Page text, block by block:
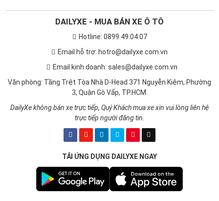
DAILYXE - MUA BÁN XE Ô TÔ
Hotline: 0899.49.04.07
Email hỗ trợ: hotro@dailyxe.com.vn
Email kinh doanh: sales@dailyxe.com.vn
Văn phòng: Tầng Trệt Tòa Nhà D-Head 371 Nguyễn Kiệm, Phường
3, Quận Gò Vấp, TP.HCM.
DailyXe không bán xe trực tiếp, Quý Khách mua xe xin vui lòng liên hệ
trực tiếp người đăng tin.
TẢI ỨNG DỤNG DAILYXE NGAY